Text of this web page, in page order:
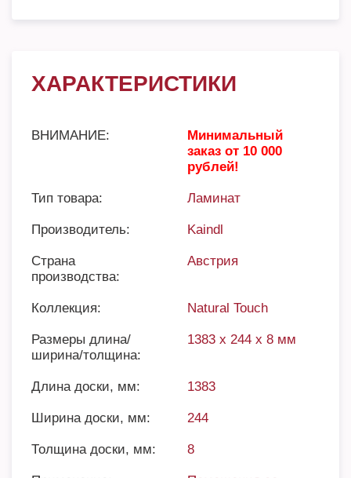
ХАРАКТЕРИСТИКИ
ВНИМАНИЕ:
Минимальный
заказ от 10 000
рублей!
Тип товара: Ламинат
Производитель: Kaindl
Страна
производства:
Австрия
Коллекция: Natural Touch
Размеры длина/
ширина/толщина:
1383 x 244 x 8 мм
Длина доски, мм: 1383
Ширина доски, мм: 244
Толщина доски, мм: 8